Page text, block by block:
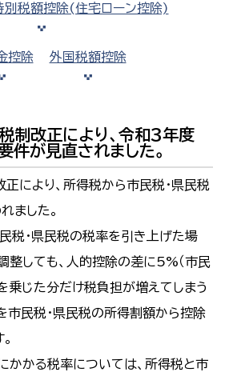
別税額控除(住宅ローン控除)
控除 外国税額控除
改正により、令和3年度
件が見直されました。
により、所得税から市民税・県民税
ました。
税・県民税の税率を引き上げた場
整しても、人的控除の差に5%（市民
乗じた分だけ税負担が増えてしまう
市民税・県民税の所得割額から控除
かかる税率については、所得税と市